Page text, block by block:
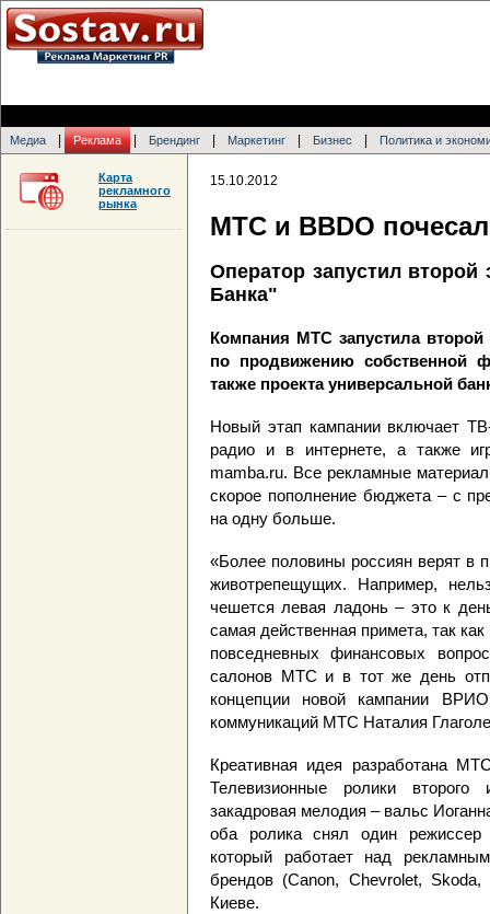
Медиа Реклама Брендинг Маркетинг Бизнес Политика и
15.10.2012
МТС и BBDO
Оператор запустил
Банка"
Компания МТС запустила
по продвижению собственной
также проекта универсальной
Новый этап кампании включает
радио и в интернете, а также
mamba.ru. Все рекламные
скорое пополнение бюджета – с
на одну больше.
«Более половины россиян верят в
животрепещущих. Например,
чешется левая ладонь – это к
самая действенная примета, так
повседневных финансовых
салонов МТС и в тот же день
концепции новой кампании ВРИО
коммуникаций МТС Наталия
Креативная идея разработана
Телевизионные ролики
закадровая мелодия – вальс
оба ролика снял один
который работает над
брендов (Canon, Chevrolet,
Киеве.
Карта
рекламного
рынка